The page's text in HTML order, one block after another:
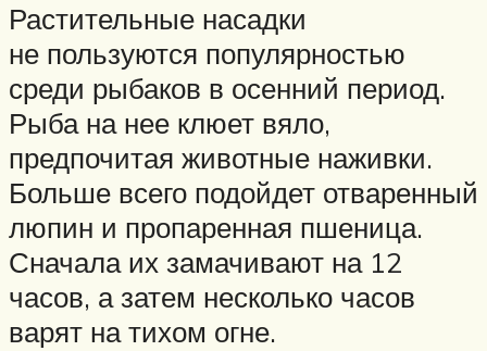
Растительные насадки
не пользуются популярностью
среди рыбаков в осенний период.
Рыба на нее клюет вяло,
предпочитая животные наживки.
Больше всего подойдет отваренный
люпин и пропаренная пшеница.
Сначала их замачивают на 12
часов, а затем несколько часов
варят на тихом огне.